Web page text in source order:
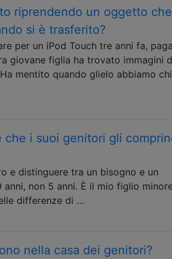
riprendendo un oggetto che
si è trasferito?
per un iPod Touch tre anni fa,
giovane figlia ha trovato immagini
mentito quando glielo abbiamo
i suoi genitori gli
e distinguere tra un bisogno e un
non 5 anni. È il mio figlio
differenze di …
nella casa dei genitori?